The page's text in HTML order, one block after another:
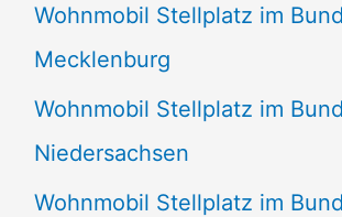
Wohnmobil Stellplatz im
Mecklenburg
Wohnmobil Stellplatz im
Niedersachsen
Wohnmobil Stellplatz im